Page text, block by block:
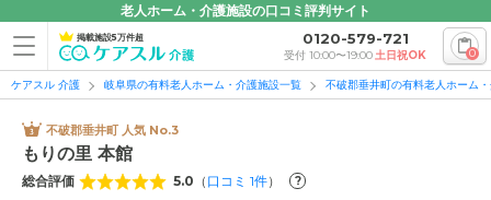
老人ホーム・介護施設の口コミ評判サイト
掲載施設5万件超 0120-579-721
受付 10:00〜19:00土日祝OK 0
ケアスル 介護 岐阜県の有料老人ホーム・介護施設一覧 不破郡垂井町の有料老人ホーム
不破郡垂井町 人気 No.3
もりの里 本館
総合評価 5.0 （ 口コミ 1件） ?